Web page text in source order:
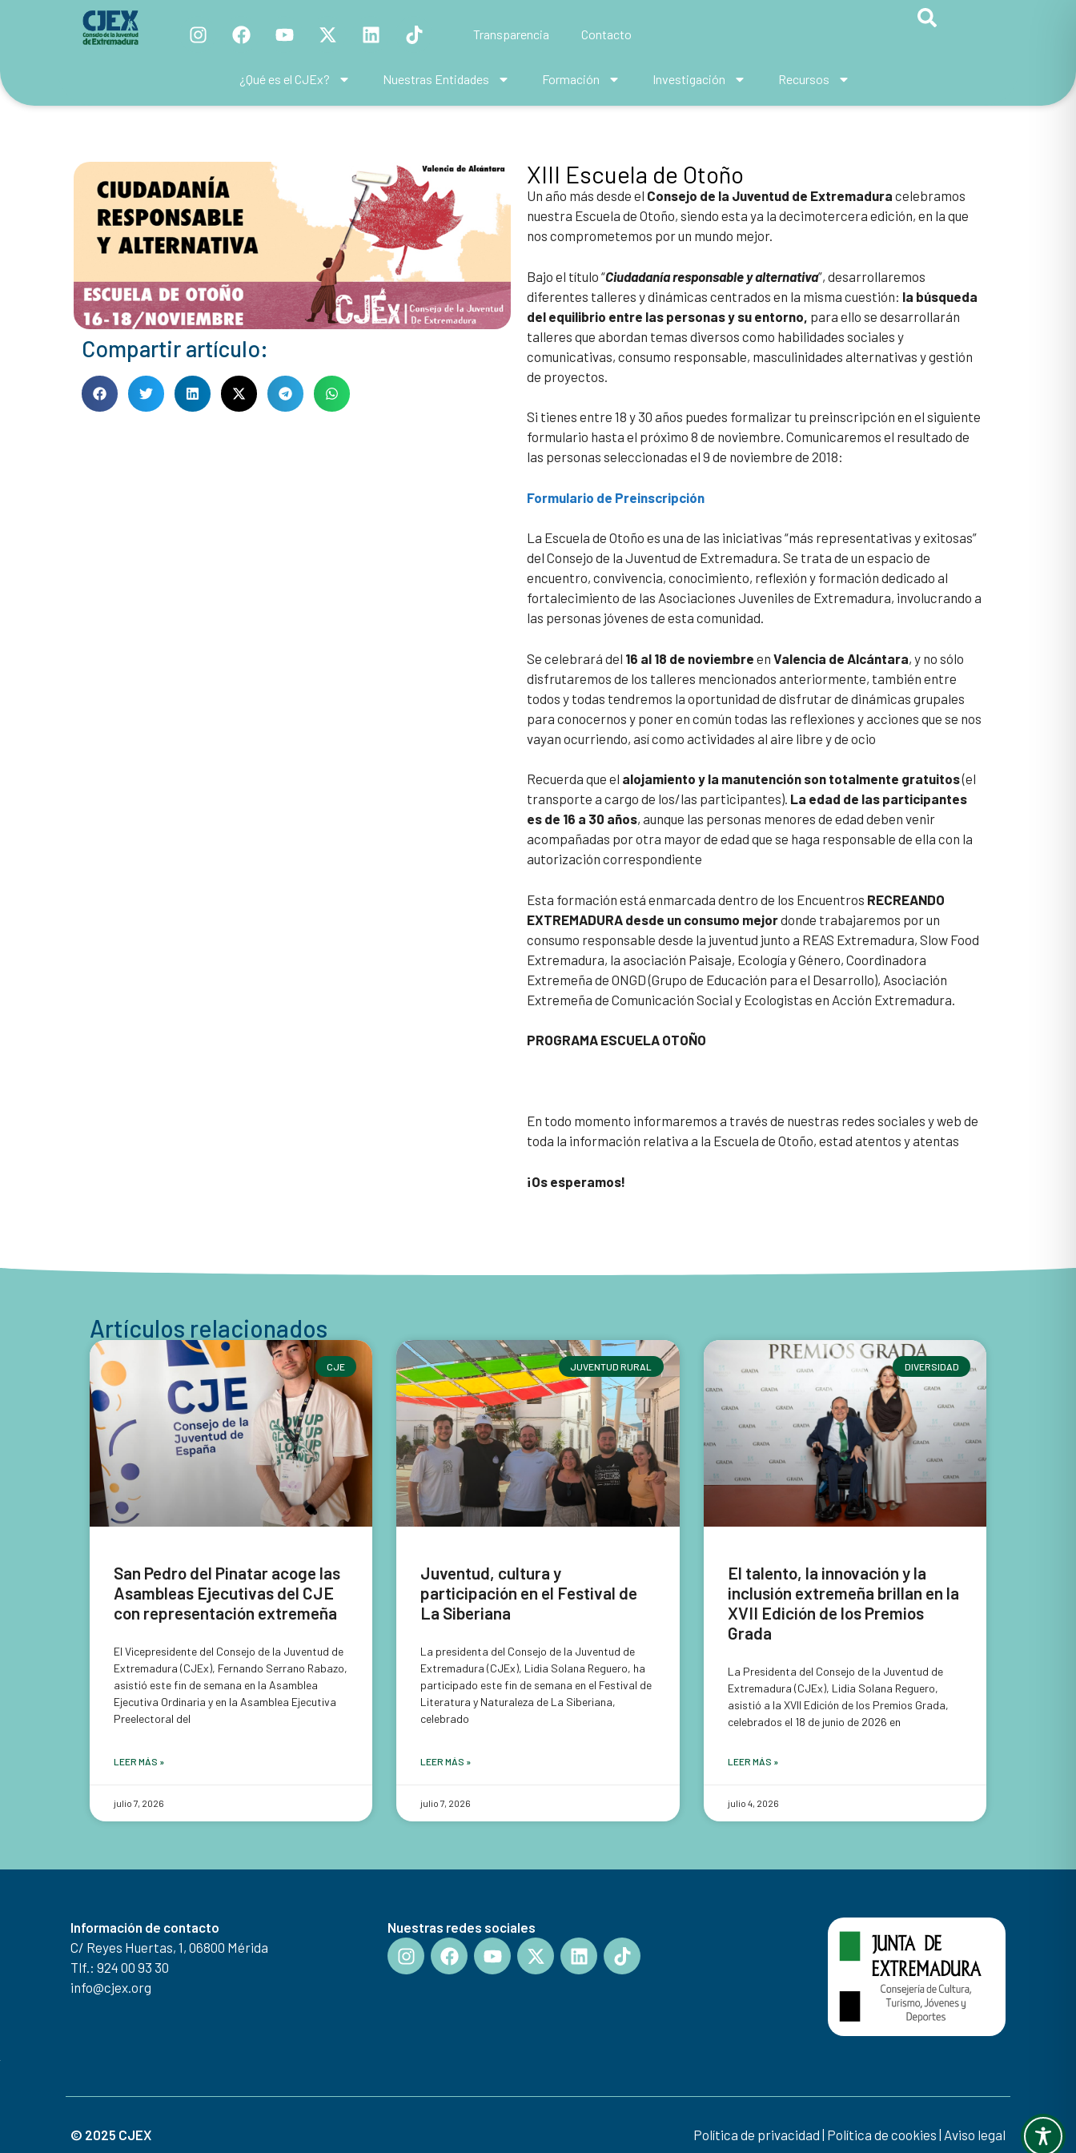
Transparencia Contacto
¿Qué es el CJEx? Nuestras Entidades Formación Investigación Recursos
Compartir artículo:
XIII Escuela de Otoño
Un año más desde el Consejo de la Juventud de Extremaduracelebramos
nuestra Escuela de Otoño, siendo esta ya la decimotercera edición, en la que
nos comprometemos por un mundo mejor.
Bajo el título “Ciudadanía responsable y alternativa”, desarrollaremos
diferentes talleres y dinámicas centrados en la misma cuestión: la búsqueda
del equilibrio entre las personas y su entorno, para ello se desarrollarán
talleres que abordan temas diversos como habilidades sociales y
comunicativas, consumo responsable, masculinidades alternativas y gestión
de proyectos.
Si tienes entre 18 y 30 años puedes formalizar tu preinscripción en el siguiente
formulario hasta el próximo 8 de noviembre. Comunicaremos el resultado de
las personas seleccionadas el 9 de noviembre de 2018:
Formulario de Preinscripción
La Escuela de Otoño es una de las iniciativas “más representativas y exitosas”
del Consejo de la Juventud de Extremadura. Se trata de un espacio de
encuentro, convivencia, conocimiento, reflexión y formación dedicado al
fortalecimiento de las Asociaciones Juveniles de Extremadura, involucrando a
las personas jóvenes de esta comunidad.
Se celebrará del 16 al 18 de noviembreenValencia de Alcántara, y no sólo
disfrutaremos de los talleres mencionados anteriormente, también entre
todos y todas tendremos la oportunidad de disfrutar de dinámicas grupales
para conocernos y poner en común todas las reflexiones y acciones que se nos
vayan ocurriendo, así como actividades al aire libre y de ocio
Recuerda que el alojamiento y la manutención son totalmente gratuitos(el
transporte a cargo de los/las participantes). La edad de las participantes
es de 16 a 30 años, aunque las personas menores de edad deben venir
acompañadas por otra mayor de edad que se haga responsable de ella con la
autorización correspondiente
Esta formación está enmarcada dentro de los Encuentros RECREANDO
EXTREMADURA desde un consumo mejordonde trabajaremos por un
consumo responsable desde la juventud junto a REAS Extremadura, Slow Food
Extremadura, la asociación Paisaje, Ecología y Género, Coordinadora
Extremeña de ONGD (Grupo de Educación para el Desarrollo), Asociación
Extremeña de Comunicación Social y Ecologistas en Acción Extremadura.
PROGRAMA ESCUELA OTOÑO
En todo momento informaremos a través de nuestras redes sociales y web de
toda la información relativa a la Escuela de Otoño, estad atentos y atentas
¡Os esperamos!
Artículos relacionados
CJE
San Pedro del Pinatar acoge las
Asambleas Ejecutivas del CJE
con representación extremeña
El Vicepresidente del Consejo de la Juventud de
Extremadura (CJEx), Fernando Serrano Rabazo,
asistió este fin de semana en la Asamblea
Ejecutiva Ordinaria y en la Asamblea Ejecutiva
Preelectoral del
LEER MÁS »
julio 7, 2026
JUVENTUD RURAL
Juventud, cultura y
participación en el Festival de
La Siberiana
La presidenta del Consejo de la Juventud de
Extremadura (CJEx), Lidia Solana Reguero, ha
participado este fin de semana en el Festival de
Literatura y Naturaleza de La Siberiana,
celebrado
LEER MÁS »
julio 7, 2026
DIVERSIDAD
El talento, la innovación y la
inclusión extremeña brillan en la
XVII Edición de los Premios
Grada
La Presidenta del Consejo de la Juventud de
Extremadura (CJEx), Lidia Solana Reguero,
asistió a la XVII Edición de los Premios Grada,
celebrados el 18 de junio de 2026 en
LEER MÁS »
julio 4, 2026
Información de contacto
C/ Reyes Huertas, 1, 06800 Mérida
Tlf.: 924 00 93 30
info@cjex.org
Nuestras redes sociales
© 2025 CJEX Política de privacidad Política de cookies Aviso legal